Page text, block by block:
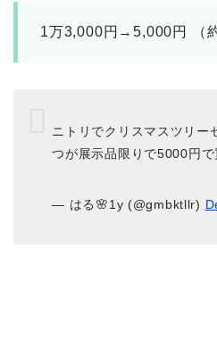
1万3,000円→5,000円 （
ニトリでクリスマスツリー
つが展示品限りで5000円
— はる🌸1y (@gmbktllr)